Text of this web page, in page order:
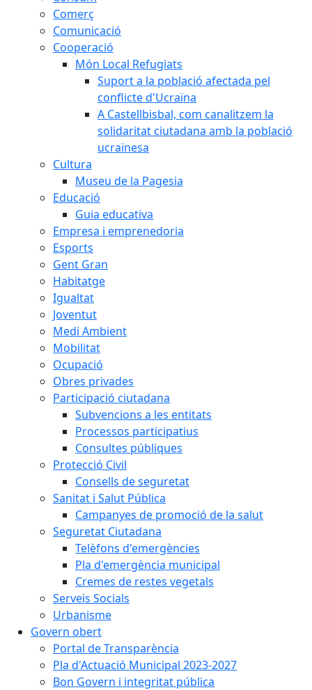
Comerç
Comunicació
Cooperació
Món Local Refugiats
Suport a la població afectada pel
conflicte d'Ucraïna
A Castellbisbal, com canalitzem la
solidaritat ciutadana amb la població
ucraïnesa
Cultura
Museu de la Pagesia
Educació
Guia educativa
Empresa i emprenedoria
Esports
Gent Gran
Habitatge
Igualtat
Joventut
Medi Ambient
Mobilitat
Ocupació
Obres privades
Participació ciutadana
Subvencions a les entitats
Processos participatius
Consultes públiques
Protecció Civil
Consells de seguretat
Sanitat i Salut Pública
Campanyes de promoció de la salut
Seguretat Ciutadana
Telèfons d'emergències
Pla d'emergència municipal
Cremes de restes vegetals
Serveis Socials
Urbanisme
Govern obert
Portal de Transparència
Pla d'Actuació Municipal 2023-2027
Bon Govern i integritat pública